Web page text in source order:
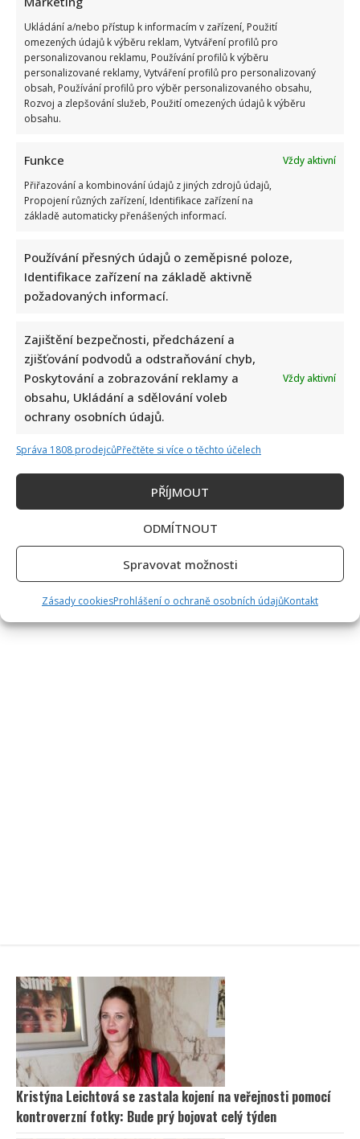
Ukládání a/nebo přístup k informacím v zařízení, Použití
omezených údajů k výběru reklam, Vytváření profilů pro
personalizovanou reklamu, Používání profilů k výběru
personalizované reklamy, Vytváření profilů pro personalizovaný
obsah, Používání profilů pro výběr personalizovaného obsahu,
Rozvoj a zlepšování služeb, Použití omezených údajů k výběru
obsahu.
Funkce
Vždy aktivní
Přiřazování a kombinování údajů z jiných zdrojů údajů,
Propojení různých zařízení, Identifikace zařízení na
základě automaticky přenášených informací.
Používání přesných údajů o zeměpisné poloze,
Identifikace zařízení na základě aktivně
požadovaných informací.
Zajištění bezpečnosti, předcházení a
zjišťování podvodů a odstraňování chyb,
Poskytování a zobrazování reklamy a
obsahu, Ukládání a sdělování voleb
ochrany osobních údajů.
Vždy aktivní
Správa 1808 prodejcůPřečtěte si více o těchto účelech
PŘÍJMOUT
ODMÍTNOUT
Spravovat možnosti
Zásady cookiesProhlášení o ochraně osobních údajůKontakt
sdílela
které
pobavilo
internet.
Naznačila,
že
si
přítele
musí
hlídat
Pro Veroniku Arichtevu je už herectví poněkud
vedlejší. Více peněz jí vydělají sociální sítě
17. 5. 2025
Herečka Veronika Arichteva pomalu končí svou
mateřskou pauzu. Ani při ní však nezahálela a
vybudovala si slušný...
more
about
Pro
Veroniku
Arichtevu
je
už
herectví
poněkud
Více
peněz
Kristýna Leichtová se zastala kojení na veřejnosti pomocí
kontroverzní fotky: Bude prý bojovat celý týden